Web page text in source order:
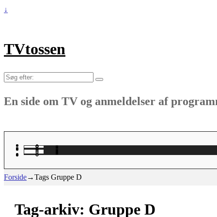
↓
TVtossen
Søg
En side om TV og anmeldelser af
Forside→Tags Gruppe D
Tag-arkiv: Gruppe D